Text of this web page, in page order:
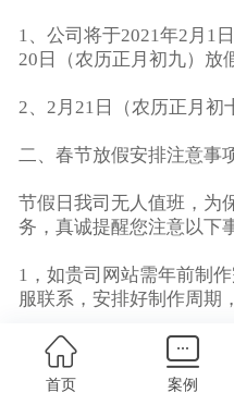
1、公司将于2021年2月1
20日（农历正月初九）放
2、2月21日（农历正月初
二、春节放假安排注意事
节假日我司无人值班，为
务，真诚提醒您注意以下
1，如贵司网站需年前制
服联系，安排好制作周期
2，如贵司网站需续费请
3，放假期间我司不安排
首页 案例